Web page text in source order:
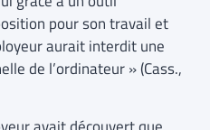
pour son travail et
aurait interdit une
de l’ordinateur » (Cass.,